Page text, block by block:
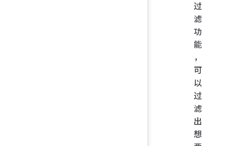
过
滤
功
能
，
可
以
过
滤
出
想